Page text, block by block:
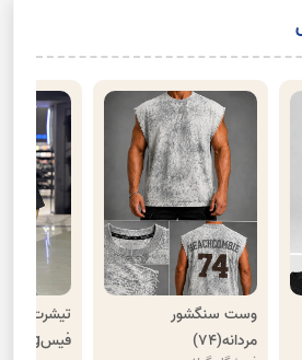
وست سنگشور
مردانه(74)
تیشرت